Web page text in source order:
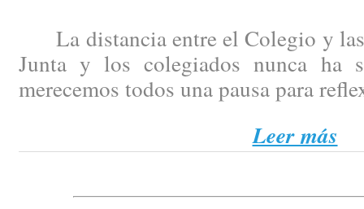
La distancia entre el Colegio y
Junta y los colegiados nunca ha
merecemos todos una pausa para
Leer más